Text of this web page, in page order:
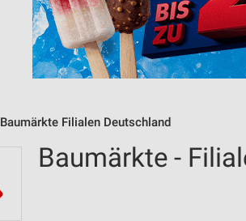
Baumärkte Filialen Deutschland
Baumärkte -